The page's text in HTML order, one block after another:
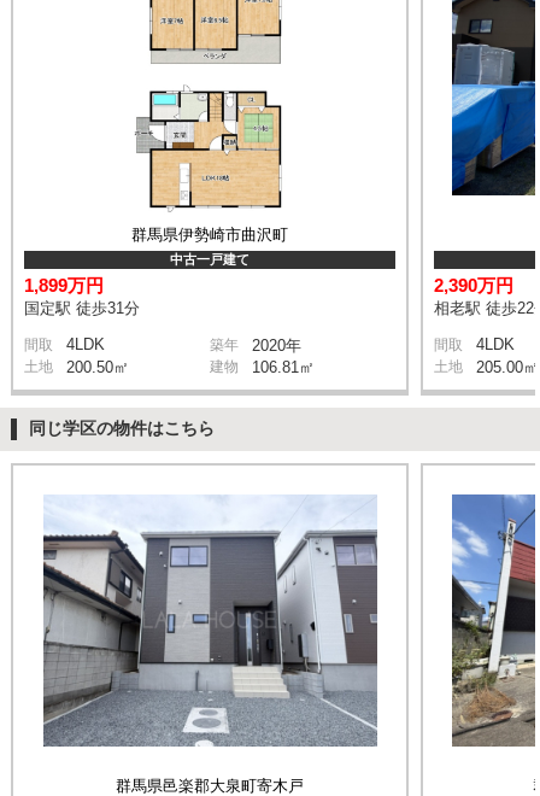
群馬県伊勢崎市曲沢町
中古一戸建て
1,899万円
国定駅 徒歩31分
間取 4LDK 築年 2020年
土地 200.50㎡ 建物 106.81㎡
2,390万円
相老駅 徒歩22
間取 4LDK
土地 205.00㎡
同じ学区の物件はこちら
群馬県邑楽郡大泉町寄木戸